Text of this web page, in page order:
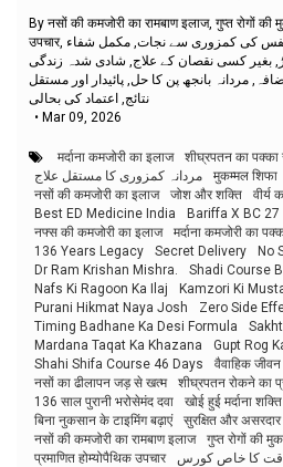
By नसों की कमजोरी का रामबाण इलाज, गुप्त रोगों की
उपचार, مردانہ طاقت کا خاص کورس, نفس کی کمزوری سے نجات, مکمل شفاء
بغیر کسی نقصان کے علاج, شادی شدہ زندگی
مردانہ بانجھ پن کا حل, پائیدار اور مستقل
نتائج, اعتماد کی بحالی
• Mar 09, 2026
मर्दाना कमजोरी का इलाज शीघ्रपतन का पक्का
مردانہ کمزوری کا مستقل علاج
मुकम्मल शिफा
नसों की कमजोरी का इलाज
जोश और शक्ति
वीर्य
Best ED Medicine India
Bariffa X BC 27
नफ्स की कमजोरी का इलाज
मर्दाना कमजोरी का
136 Years Legacy
Secret Delivery
No
Dr Ram Krishan Mishra.
Shadi Course
Nafs Ki Ragoon Ka Ilaj
Kamzori Ki
Purani Hikmat Naya Josh
Zero Side
Timing Badhane Ka Desi Formula
Mardana Taqat Ka Khazana
Gupt Rog
Shahi Shifa Course 46 Days
वैवाहिक
नसों का ढीलापन जड़ से खत्म
शीघ्रपतन रोकने का
136 साल पुरानी भरोसेमंद दवा
खोई हुई मर्दाना
बिना नुकसान के टाइमिंग बढ़ाएं
सुरक्षित और असरदार
नसों की कमजोरी का रामबाण इलाज
गुप्त रोगों की
प्रमाणित होम्योपैथिक उपचार
کا خاص کورس